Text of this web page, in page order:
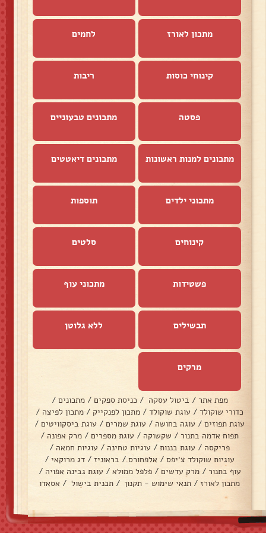
מתכון לאורז לחמים
קינוחי כוסות ריבות
פסטה מתכונים טבעוניים
מתכונים למנות ראשונות מתכונים דיאטטים
מתכוני ילדים תוספות
קינוחים סלטים
פשטידות מתכוני עוף
תבשילים ללא גלוטן
מרקים
מפת אתר / ביטול עסקה / כניסת ספקים / מתכונים /
כדורי שוקולד / עוגת שוקולד / מתכון לפנקייק / מתכון לפיצה /
עוגת תפוזים / עוגה בחושה / עוגת שמרים / עוגת ביסקוויטים /
תפוח אדמה בתנור / שקשוקה / עוגת מספרים / מרק אפונה /
פריקסה / עוגת בננות / עוגיות טחינה / עוגיות חמאה /
עוגיות שוקולד צ׳יפס / אלפחורס/ בראוניז / דג מרוקאי /
עוף בתנור / מרק עדשים / פלפל ממולא / עוגת גבינה אפויה /
מתכון לאורז / תנאי שימוש - תקנון / תכנית בישול / אסאדו